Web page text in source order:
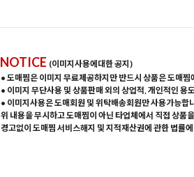
NOTICE (이미지사용에대한 공지)
• 도매찜은 이미지 무료제공하지만 반드시 상품은 도매
• 이미지 무단사용 및 상품판매 외의 상업적, 개인적인 용
• 이미지사용은 도매회원 및 위탁배송회원만 사용가능합
위 내용을 무시하고 도매찜이 아닌 타업체에서 직접 상품
경고없이 도매찜 서비스해지 및 지적재산권에 관한 법률